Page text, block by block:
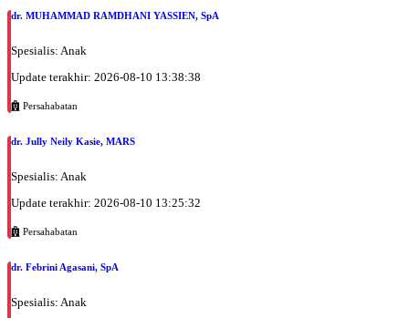
dr. MUHAMMAD RAMDHANI YASSIEN, SpA
Spesialis: Anak
Update terakhir: 2026-08-10 13:38:38
Persahabatan
dr. Jully Neily Kasie, MARS
Spesialis: Anak
Update terakhir: 2026-08-10 13:25:32
Persahabatan
dr. Febrini Agasani, SpA
Spesialis: Anak